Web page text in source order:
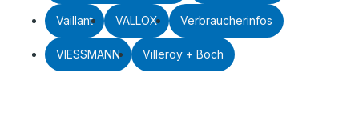
Vaillant VALLOX Verbraucherinfos
VIESSMANN Villeroy + Boch